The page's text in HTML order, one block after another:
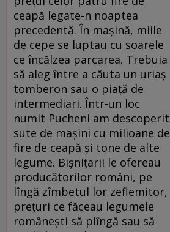
ceapă legate-n noaptea
precedentă. În maşină, miile
de cepe se luptau cu soarele
ce încălzea parcarea. Trebuia
să aleg între a căuta un uriaş
tomberon sau o piaţă de
intermediari. Într-un loc
numit Pucheni am descoperit
sute de maşini cu milioane de
fire de ceapă şi tone de alte
legume. Bişniţarii le ofereau
producătorilor români, pe
lîngă zîmbetul lor zeflemitor,
preţuri ce făceau legumele
româneşti să plîngă sau să